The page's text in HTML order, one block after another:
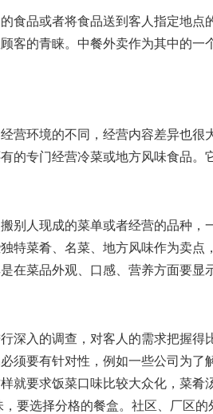
品或者将食品送到客人指定地点
客的青睐。中餐外卖作为其中的一
环境的不同，经营内容差异也很
的专门经营冷菜或地方风味食品。
人现成的菜单或者经营的品种，
特菜肴、名菜、地方风味作为卖点
在菜品外观、口感、营养方面要显
入的调查，对客人的需求把握得
须要有针对性，例如一些公司为了
就要求饭菜口味比较大众化，菜肴
要选择分格的餐盒。社区、厂区的